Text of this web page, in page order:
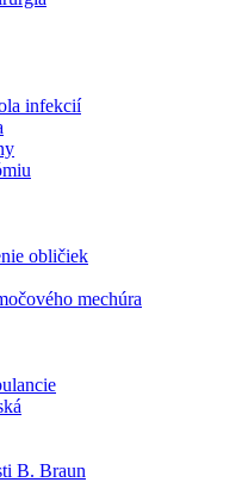
prevádzkujeme poradenstvo
metódam náhrady funkcie
a navštívte nás.
infekcií
obličiek
mechúra
B. Braun